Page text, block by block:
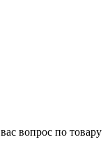
вопрос по товару